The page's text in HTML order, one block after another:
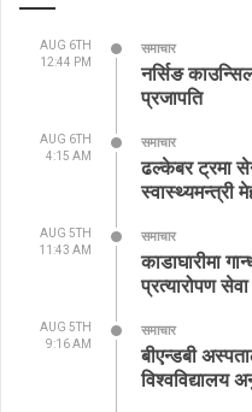
AUG 6TH
12:44 PM
समाचार
नर्सिङ
प्रजापति
AUG 6TH
4:15 AM
समाचार
ढल्केबर ट्रमा
स्वास्थ्यमन्त्री
AUG 5TH
11:43 AM
समाचार
काडाघारीमा
प्रत्यारोपण
AUG 5TH
9:16 AM
समाचार
बीएन्डबी
विश्वविद्यालय